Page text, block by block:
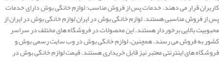
کاربران قرار می دهند. خدمات پس از فروش مناسب: لوازم خانگی بوش دارای خدمات
پس از فروش مناسبی هستند. لوازم خانگی بوش در ایران لوازم خانگی بوش در ایران از
محبوبیت بالایی برخوردار هستند. این محصولات در فروشگاه های مختلف در سراسر
کشور به فروش می رسند. همچنین، لوازم خانگی بوش در وب سایت رسمی بوش و
فروشگاه های اینترنتی معتبر نیز قابل خریداری هستند. قیمت لوازم خانگی بوش در